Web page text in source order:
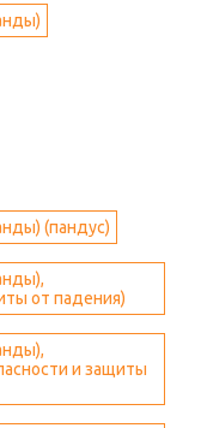
(пандус)
от падения)
и защиты